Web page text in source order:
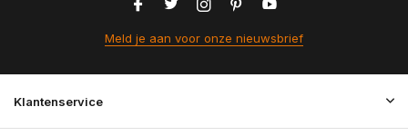
Meld je aan voor onze nieuwsbrief
Klantenservice